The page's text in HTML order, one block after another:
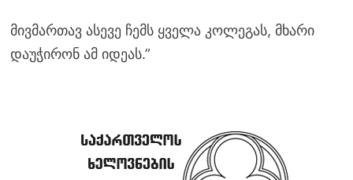
მივმართავ ასევე ჩემს ყველა კოლეგას, მხარი
დაუჭირონ ამ იდეას.”